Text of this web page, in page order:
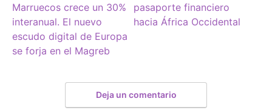
Marruecos crece un 30%
interanual. El nuevo
escudo digital de Europa
se forja en el Magreb
pasaporte financiero
hacia África Occidental
Deja un comentario